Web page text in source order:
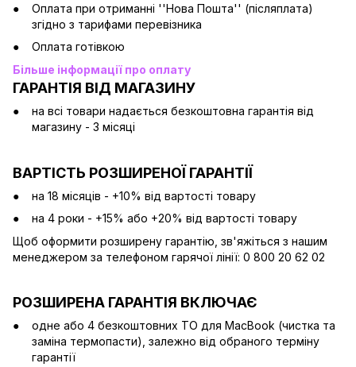
Оплата при отриманні ''Нова Пошта'' (післяплата)
згідно з тарифами перевізника
Оплата готівкою
Більше інформації про оплату
ГАРАНТІЯ ВІД МАГАЗИНУ
на всі товари надається безкоштовна гарантія від
магазину - 3 місяці
ВАРТІСТЬ РОЗШИРЕНОЇ ГАРАНТІЇ
на 18 місяців - +10% від вартості товару
на 4 роки - +15% або +20% від вартості товару
Щоб оформити розширену гарантію, зв'яжіться з нашим
менеджером за телефоном гарячої лінії: 0 800 20 62 02
РОЗШИРЕНА ГАРАНТІЯ ВКЛЮЧАЄ
одне або 4 безкоштовних ТО для MacBook (чистка та
заміна термопасти), залежно від обраного терміну
гарантії